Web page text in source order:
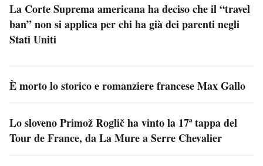
La Corte Suprema americana ha deciso che il “travel
ban” non si applica per chi ha già dei parenti negli
Stati Uniti
È morto lo storico e romanziere francese Max Gallo
Lo sloveno Primož Roglič ha vinto la 17ª tappa del
Tour de France, da La Mure a Serre Chevalier